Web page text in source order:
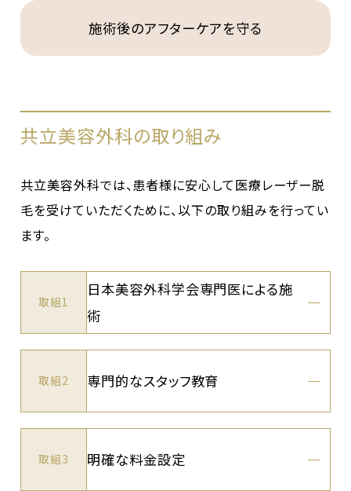
施術後のアフターケアを守る
共立美容外科の取り組み
共立美容外科では、患者様に安心して医療レーザー脱
毛を受けていただくために、以下の取り組みを行ってい
ます。
取組1
日本美容外科学会専門医による施
術
取組2 専門的なスタッフ教育
取組3 明確な料金設定